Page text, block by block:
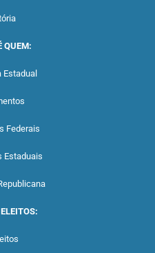
QUEM:
Estadual
Federais
Estaduais